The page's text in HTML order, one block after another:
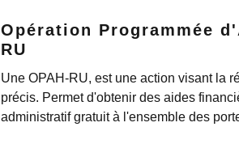
Opération Programmée
RU
Une OPAH-RU, est une action visant la
précis. Permet d'obtenir des aides
administratif gratuit à l'ensemble des